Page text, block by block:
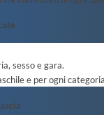
sesso e gara.
e per ogni